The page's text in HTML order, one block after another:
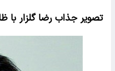
تصویر جذاب رضا گلزار با